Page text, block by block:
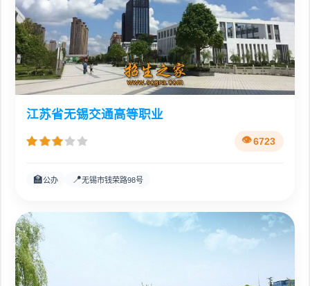
江苏省无锡交通高等职业
6723
🏫公办 📍无锡市钱荣路98号